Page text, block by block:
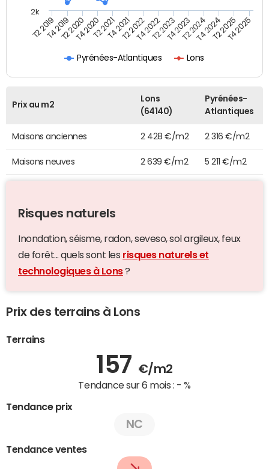
Pyrénées-Atlantiques Lons
T2 2019T4 2019T2 2020T4 2020T2 2021T4 2021T2 2022T4 2022T2 2023T4 2023T2 2024T4 2024T2 2025T4 2025
2k
Prix au m2
Lons
(64140)
Pyrénées-
Atlantiques
Maisons anciennes 2 428 €/m2 2 316 €/m2
Maisons neuves 2 639 €/m2 5 211 €/m2
Risques naturels
Inondation, séisme, radon, seveso, sol argileux, feux
de forêt... quels sont les risques naturels et
technologiques à Lons?
Prix des terrains à Lons
Terrains
157 €/m2
Tendance sur 6 mois : - %
Tendance prix
NC
Tendance ventes